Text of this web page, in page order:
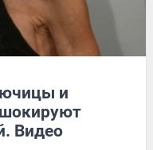
и
Видео